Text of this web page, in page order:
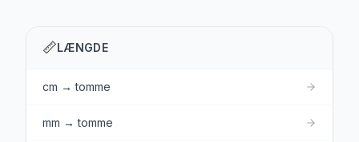
📏LÆNGDE
cm → tomme
mm → tomme